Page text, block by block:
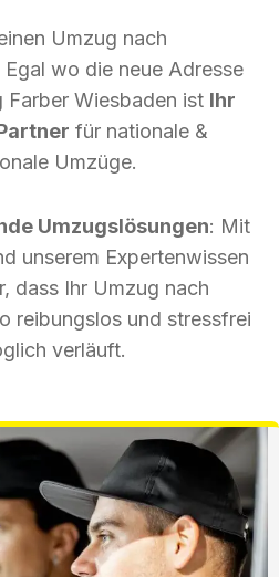
Umzug nach
wo die neue Adresse
Wiesbaden ist Ihr
für nationale &
Umzüge.
Umzugslösungen: Mit
unserem Expertenwissen
dass Ihr Umzug nach
reibungslos und stressfrei
verläuft.